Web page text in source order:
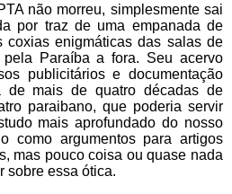
não morreu, simplesmente sai
por traz de uma empanada de
coxias enigmáticas das salas de
pela Paraíba a fora. Seu acervo
publicitários e documentação
de mais de quatro décadas de
paraibano, que poderia servir
mais aprofundado do nosso
como argumentos para artigos
mas pouco coisa ou quase nada
sobre essa ótica.